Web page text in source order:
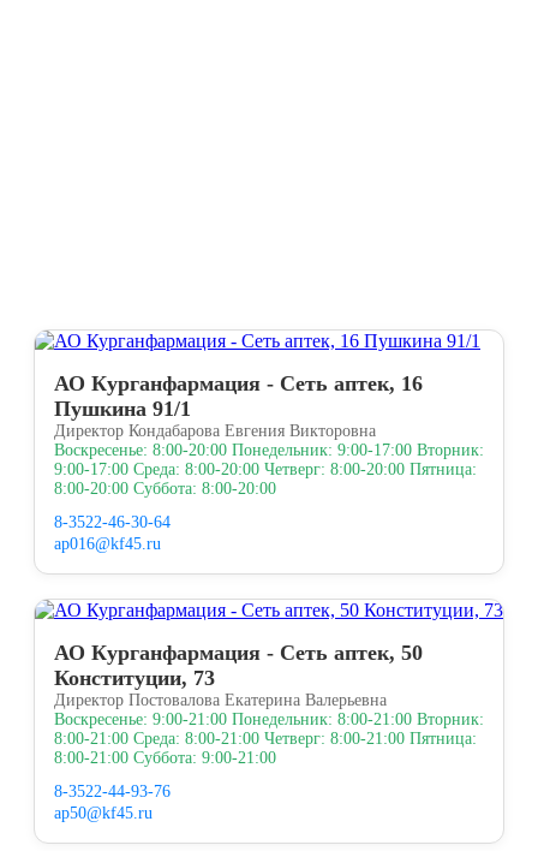
АО Курганфармация - Сеть аптек, 16
Пушкина 91/1
Директор Кондабарова Евгения Викторовна
Воскресенье: 8:00-20:00 Понедельник: 9:00-17:00 Вторник:
9:00-17:00 Среда: 8:00-20:00 Четверг: 8:00-20:00 Пятница:
8:00-20:00 Суббота: 8:00-20:00
8-3522-46-30-64
ap016@kf45.ru
АО Курганфармация - Сеть аптек, 50
Конституции, 73
Директор Постовалова Екатерина Валерьевна
Воскресенье: 9:00-21:00 Понедельник: 8:00-21:00 Вторник:
8:00-21:00 Среда: 8:00-21:00 Четверг: 8:00-21:00 Пятница:
8:00-21:00 Суббота: 9:00-21:00
8-3522-44-93-76
ap50@kf45.ru